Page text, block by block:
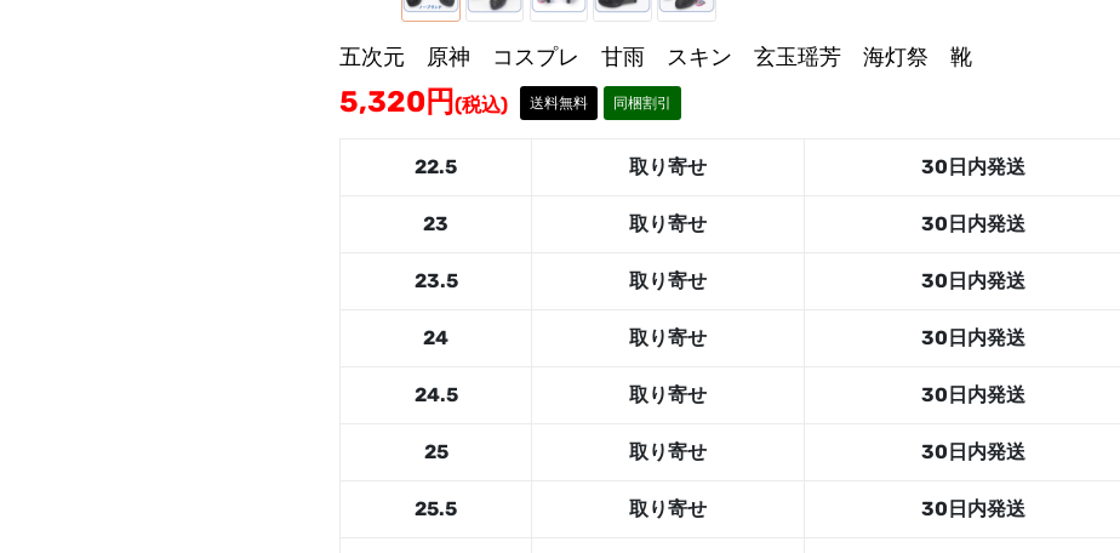
五次元 原神 コスプレ 甘雨 スキン 玄玉瑶芳 海灯祭 靴
5,320 円 (税込) 送料無料 同梱割引
22.5 取り寄せ 30日内発送
23 取り寄せ 30日内発送
23.5 取り寄せ 30日内発送
24 取り寄せ 30日内発送
24.5 取り寄せ 30日内発送
25 取り寄せ 30日内発送
25.5 取り寄せ 30日内発送